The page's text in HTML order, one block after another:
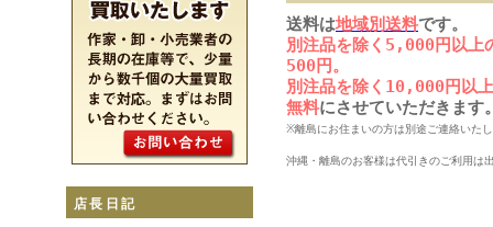
店長日記
送料は地域別送料です。
別注品を除く5,000円以上
500円。
別注品を除く10,000円以
無料にさせていただきます
※離島にお住まいの方は別途ご連絡いた
沖縄・離島のお客様は代引きのご利用は